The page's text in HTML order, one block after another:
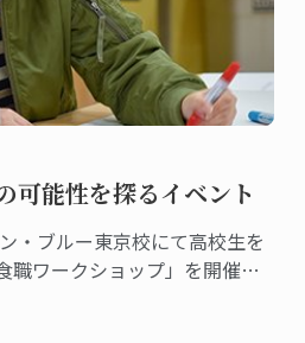
可能性を探るイベント
・ブルー東京校にて高校生を
職ワークショップ」を開催し
る仕事、“食職”について参